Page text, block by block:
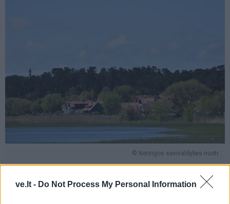
ve.lt - Do Not Process My Personal Information
© Neringos savivaldybės nuotr.
Kvietimas prekybininkams dalyvauti